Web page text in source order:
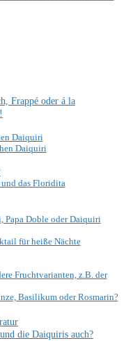
Frappé oder á la
Daiquiri
Daiquiri
das Floridita
Papa Doble oder Daiquiri
für heiße Nächte
Fruchtvarianten, z.B. der
Basilikum oder Rosmarin?
die Daiquiris auch?